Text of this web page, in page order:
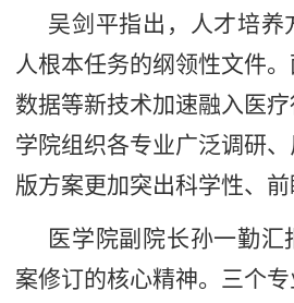
吴剑平指出，人才培养
人根本任务的纲领性文件
数据等新技术加速融入医疗
学院组织各专业广泛调研
版方案更加突出科学性、前
医学院副院长孙一勤汇
案修订的核心精神。三个